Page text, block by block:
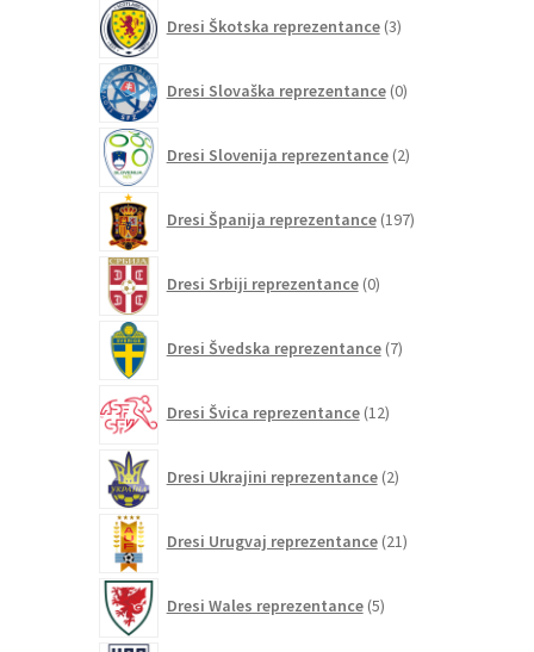
Dresi Škotska reprezentance 3izdelki
Dresi Slovaška reprezentance 0izdelkov
Dresi Slovenija reprezentance 2izdelka
Dresi Španija reprezentance 197izdelkov
Dresi Srbiji reprezentance 0izdelkov
Dresi Švedska reprezentance 7izdelkov
Dresi Švica reprezentance 12izdelkov
Dresi Ukrajini reprezentance 2izdelka
Dresi Urugvaj reprezentance 21izdelkov
Dresi Wales reprezentance 5izdelkov